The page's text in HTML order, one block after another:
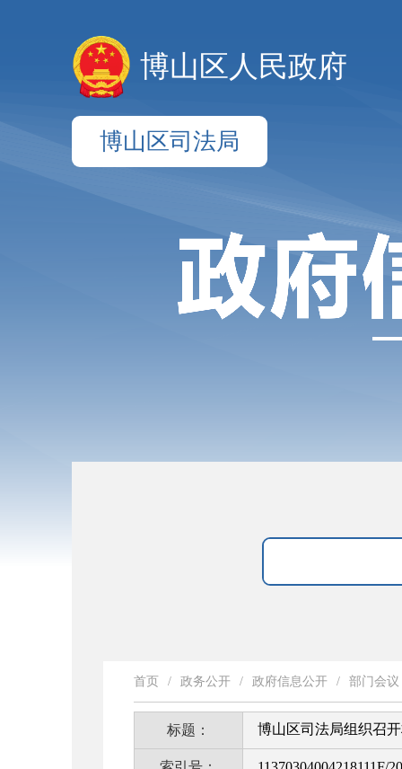
博山区人民政府
博山区司法局
首页 / 政务公开 / 政府信息公开 / 部门会议
标题： 博山区司法局组织召